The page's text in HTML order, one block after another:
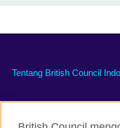
Tentang British Council